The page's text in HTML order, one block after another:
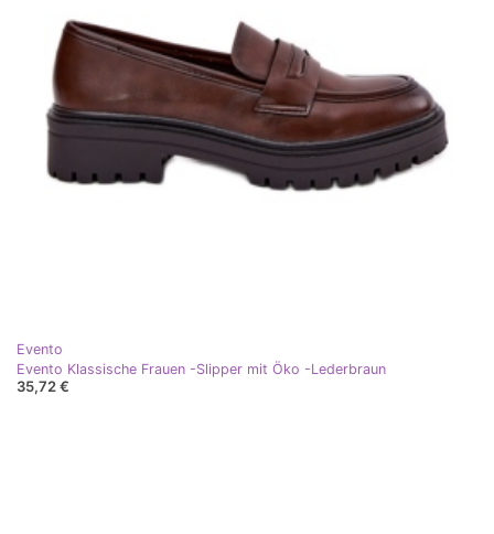
Evento
Evento Klassische Frauen -Slipper mit Öko -Lederbraun
35,72 €